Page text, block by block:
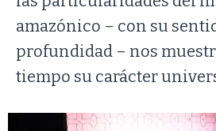
amazónico – con su
profundidad – nos
tiempo su carácter